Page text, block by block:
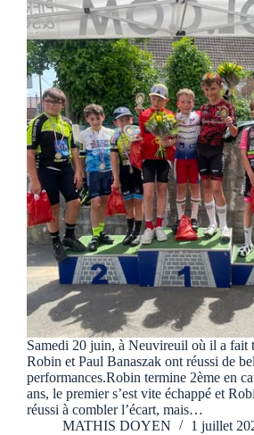
Samedi 20 juin, à Neuvireuil où il a fait
Robin et Paul Banaszak ont réussi de
performances.Robin termine 2ème en
ans, le premier s’est vite échappé et
réussi à combler l’écart, mais…
MATHIS DOYEN
1 juillet